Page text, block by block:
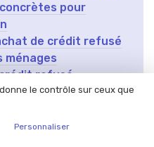
pour
de crédit refusé
ménages
refusé
Claude
le contrôle sur ceux que
Personnaliser